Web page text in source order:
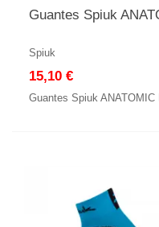
Guantes Spiuk
Spiuk
15,10 €
Guantes Spiuk